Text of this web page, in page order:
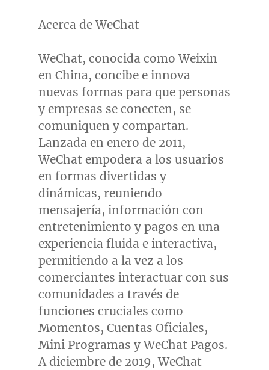
Acerca de WeChat
WeChat, conocida como Weixin
en China, concibe e innova
nuevas formas para que personas
y empresas se conecten, se
comuniquen y compartan.
Lanzada en enero de 2011,
WeChat empodera a los usuarios
en formas divertidas y
dinámicas, reuniendo
mensajería, información con
entretenimiento y pagos en una
experiencia fluida e interactiva,
permitiendo a la vez a los
comerciantes interactuar con sus
comunidades a través de
funciones cruciales como
Momentos, Cuentas Oficiales,
Mini Programas y WeChat Pagos.
A diciembre de 2019, WeChat